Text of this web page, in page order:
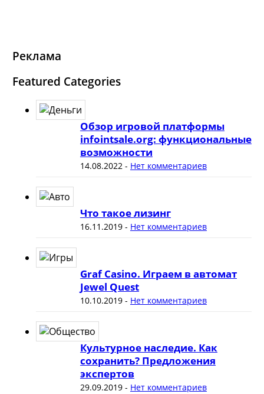
Реклама
Featured Categories
Обзор игровой платформы
infointsale.org: функциональные
возможности
14.08.2022- Нет комментариев
Что такое лизинг
16.11.2019- Нет комментариев
Graf Casino. Играем в автомат
Jewel Quest
10.10.2019- Нет комментариев
Культурное наследие. Как
сохранить? Предложения
экспертов
29.09.2019- Нет комментариев